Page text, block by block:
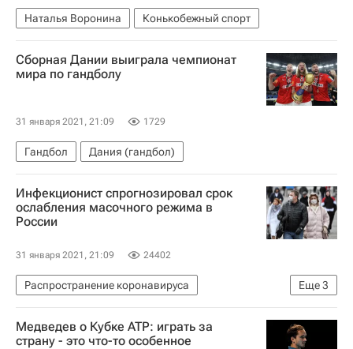
Наталья Воронина Конькобежный спорт
Сборная Дании выиграла чемпионат
мира по гандболу
31 января 2021, 21:09 1729
Гандбол Дания (гандбол)
Инфекционист спрогнозировал срок
ослабления масочного режима в
России
31 января 2021, 21:09 24402
Еще3
Распространение коронавируса
Здоровье - Общество
Россия
Евгений Тимаков
Медведев о Кубке ATP: играть за
страну - это что-то особенное